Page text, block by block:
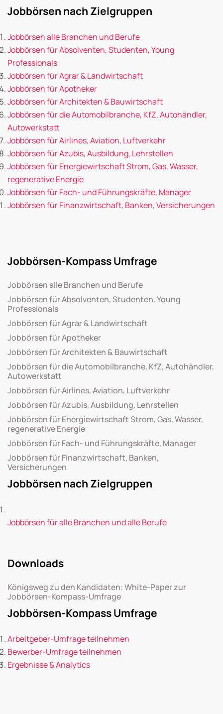
Jobbörsen nach Zielgruppen
Jobbörsen alle Branchen und Berufe
Jobbörsen für Absolventen, Studenten, Young
Professionals
Jobbörsen für Agrar & Landwirtschaft
Jobbörsen für Apotheker
Jobbörsen für Architekten & Bauwirtschaft
Jobbörsen für die Automobilbranche, KfZ, Autohändler,
Autowerkstatt
Jobbörsen für Airlines, Aviation, Luftverkehr
Jobbörsen für Azubis, Ausbildung, Lehrstellen
Jobbörsen für Energiewirtschaft Strom, Gas, Wasser,
regenerative Energie
Jobbörsen für Fach- und Führungskräfte, Manager
Jobbörsen für Finanzwirtschaft, Banken, Versicherungen
Jobbörsen-Kompass Umfrage
Jobbörsen alle Branchen und Berufe
Jobbörsen für Absolventen, Studenten, Young
Professionals
Jobbörsen für Agrar & Landwirtschaft
Jobbörsen für Apotheker
Jobbörsen für Architekten & Bauwirtschaft
Jobbörsen für die Automobilbranche, KfZ, Autohändler,
Autowerkstatt
Jobbörsen für Airlines, Aviation, Luftverkehr
Jobbörsen für Azubis, Ausbildung, Lehrstellen
Jobbörsen für Energiewirtschaft Strom, Gas, Wasser,
regenerative Energie
Jobbörsen für Fach- und Führungskräfte, Manager
Jobbörsen für Finanzwirtschaft, Banken,
Versicherungen
Jobbörsen nach Zielgruppen
Jobbörsen für alle Branchen und alle Berufe
Downloads
Königsweg zu den Kandidaten: White-Paper zur
Jobbörsen-Kompass-Umfrage
Jobbörsen-Kompass Umfrage
Arbeitgeber-Umfrage teilnehmen
Bewerber-Umfrage teilnehmen
Ergebnisse & Analytics